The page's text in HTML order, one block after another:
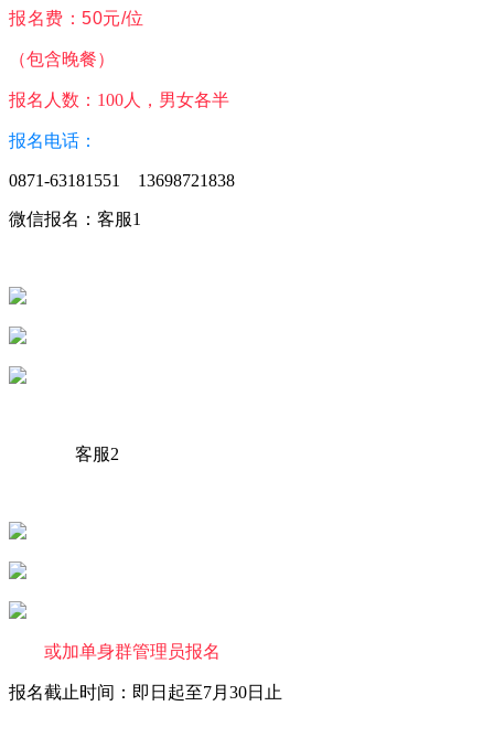
报名费：50元/位
（包含晚餐）
报名人数：100人，男女各半
报名电话：
0871-63181551 13698721838
微信报名：客服1
客服2
或加单身群管理员报名
报名截止时间：即日起至7月30日止